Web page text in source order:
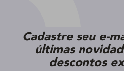
Cadastre seu e-
últimas
descontos